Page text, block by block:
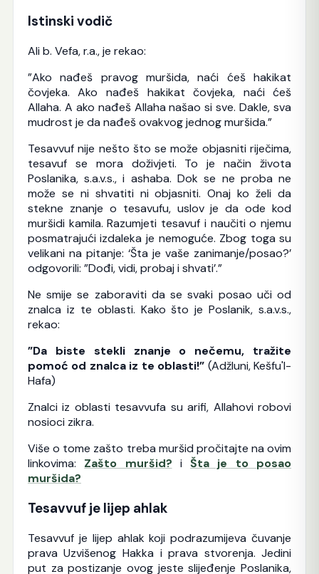
Istinski vodič
Ali b. Vefa, r.a., je rekao:
”Ako nađeš pravog muršida, naći ćeš hakikat
čovjeka. Ako nađeš hakikat čovjeka, naći ćeš
Allaha. A ako nađeš Allaha našao si sve. Dakle, sva
mudrost je da nađeš ovakvog jednog muršida.”
Tesavvuf nije nešto što se može objasniti riječima,
tesavuf se mora doživjeti. To je način života
Poslanika, s.a.v.s., i ashaba. Dok se ne proba ne
može se ni shvatiti ni objasniti. Onaj ko želi da
stekne znanje o tesavufu, uslov je da ode kod
muršidi kamila. Razumjeti tesavuf i naučiti o njemu
posmatrajući izdaleka je nemoguće. Zbog toga su
velikani na pitanje: ‘Šta je vaše zanimanje/posao?’
odgovorili: ”Dođi, vidi, probaj i shvati’.”
Ne smije se zaboraviti da se svaki posao uči od
znalca iz te oblasti. Kako što je Poslanik, s.a.v.s.,
rekao:
”Da biste stekli znanje o nečemu, tražite
pomoć od znalca iz te oblasti!” (Adžluni, Kešfu'l-
Hafa)
Znalci iz oblasti tesavvufa su arifi, Allahovi robovi
nosioci zikra.
Više o tome zašto treba muršid pročitajte na ovim
linkovima: Zašto muršid? iŠta je to posao
muršida?
Tesavvuf je lijep ahlak
Tesavvuf je lijep ahlak koji podrazumijeva čuvanje
prava Uzvišenog Hakka i prava stvorenja. Jedini
put za postizanje ovog jeste slijeđenje Poslanika,